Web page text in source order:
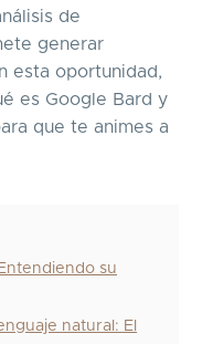
de
generar
esta oportunidad,
es Google Bard y
que te animes a
su
natural: El